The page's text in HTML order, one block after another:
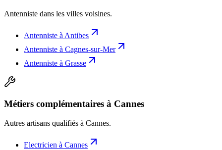
Antenniste dans les villes voisines.
Antenniste à Antibes
Antenniste à Cagnes-sur-Mer
Antenniste à Grasse
Métiers complémentaires à Cannes
Autres artisans qualifiés à Cannes.
Electricien à Cannes